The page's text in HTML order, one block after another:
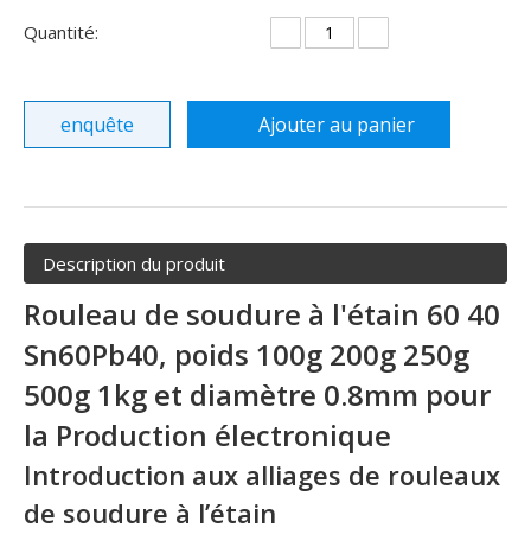
Quantité:
enquête Ajouter au panier
Description du produit
Rouleau de soudure à l'étain 60 40
Sn60Pb40, poids 100g 200g 250g
500g 1kg et diamètre 0.8mm pour
la Production électronique
Introduction aux alliages de rouleaux
de soudure à l’étain